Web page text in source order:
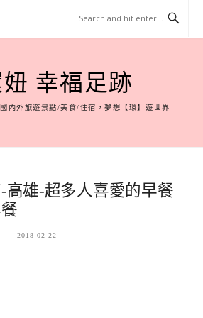
幸福足跡
內外旅遊景點/美食/住宿，夢想【環】遊世界
高雄-超多人喜愛的早餐
2018-02-22